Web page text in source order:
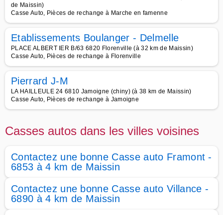
de Maissin)
Casse Auto, Pièces de rechange à Marche en famenne
Etablissements Boulanger - Delmelle
PLACE ALBERT IER B/63 6820 Florenville (à 32 km de Maissin)
Casse Auto, Pièces de rechange à Florenville
Pierrard J-M
LA HAILLEULE 24 6810 Jamoigne (chiny) (à 38 km de Maissin)
Casse Auto, Pièces de rechange à Jamoigne
Casses autos dans les villes voisines
Contactez une bonne Casse auto Framont -
6853 à 4 km de Maissin
Contactez une bonne Casse auto Villance -
6890 à 4 km de Maissin